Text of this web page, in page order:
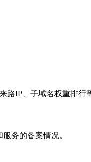
IP、子域名权重排行
务的备案情况。